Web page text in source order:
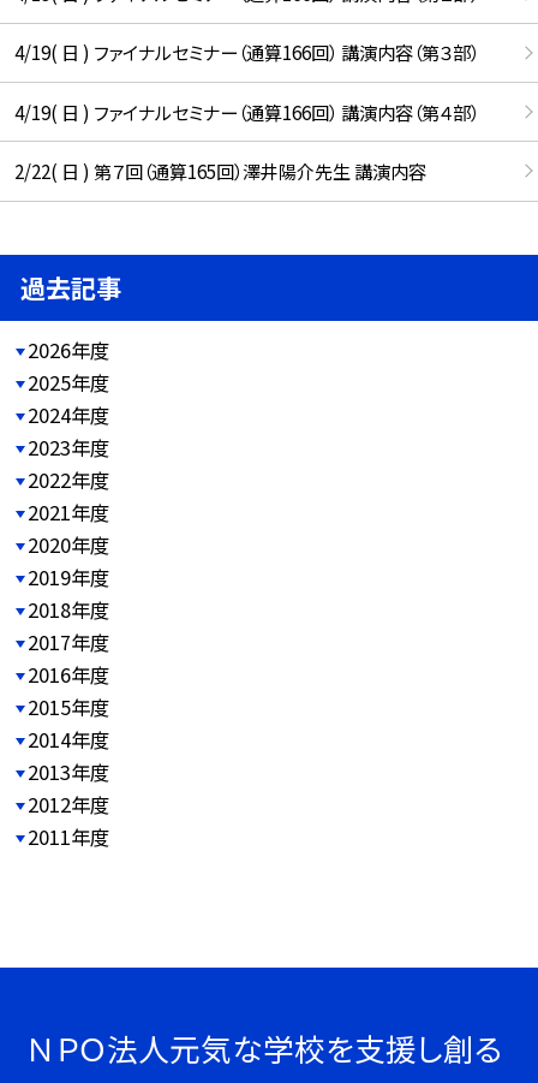
4/19( 日 ) ファイナルセミナー（通算166回） 講演内容（第３部）
4/19( 日 ) ファイナルセミナー（通算166回） 講演内容（第４部）
2/22( 日 ) 第７回（通算165回）澤井陽介先生 講演内容
過去記事
2026年度
2025年度
2024年度
2023年度
2022年度
2021年度
2020年度
2019年度
2018年度
2017年度
2016年度
2015年度
2014年度
2013年度
2012年度
2011年度
ＮＰＯ法人元気な学校を支援し創る